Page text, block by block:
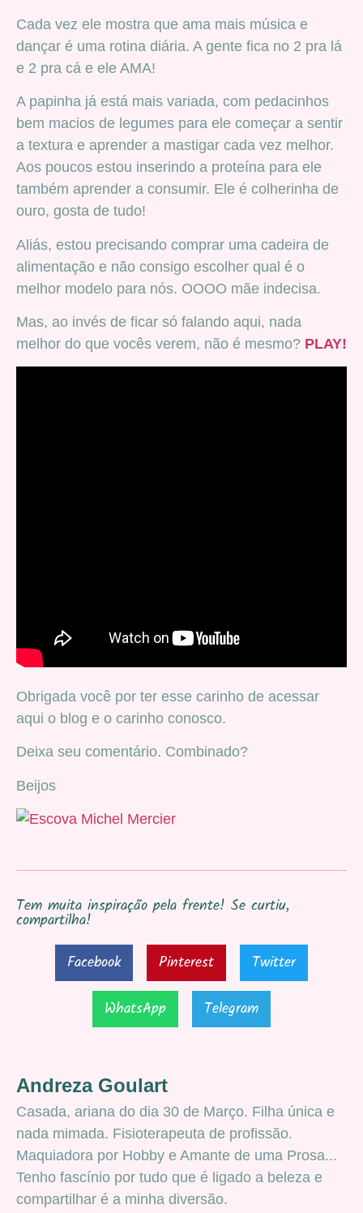
Cada vez ele mostra que ama mais música e
dançar é uma rotina diária. A gente fica no 2 pra lá
e 2 pra cá e ele AMA!
A papinha já está mais variada, com pedacinhos
bem macios de legumes para ele começar a sentir
a textura e aprender a mastigar cada vez melhor.
Aos poucos estou inserindo a proteína para ele
também aprender a consumir. Ele é colherinha de
ouro, gosta de tudo!
Aliás, estou precisando comprar uma cadeira de
alimentação e não consigo escolher qual é o
melhor modelo para nós. OOOO mãe indecisa.
Mas, ao invés de ficar só falando aqui, nada
melhor do que vocês verem, não é mesmo? PLAY!
Obrigada você por ter esse carinho de acessar
aqui o blog e o carinho conosco.
Deixa seu comentário. Combinado?
Beijos
Tem muita inspiração pela frente! Se curtiu,
compartilha!
Facebook
Pinterest
Twitter
WhatsApp
Telegram
Andreza Goulart
Casada, ariana do dia 30 de Março. Filha única e
nada mimada. Fisioterapeuta de profissão.
Maquiadora por Hobby e Amante de uma Prosa...
Tenho fascínio por tudo que é ligado a beleza e
compartilhar é a minha diversão.